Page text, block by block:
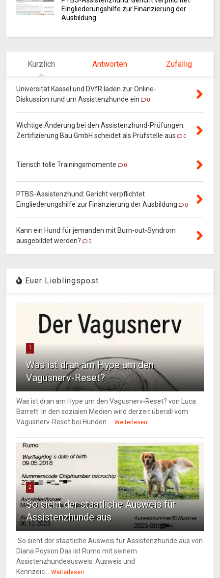
Eingliederungshilfe zur Finanzierung der
Ausbildung
Kürzlich Antworten Zufällig
Universität Kassel und DVfR laden zur Online-
Diskussion rund um Assistenzhunde ein
0
Wichtige Änderung bei den Assistenzhund-Prüfungen:
Zertifizierung Bau GmbH scheidet als Prüfstelle aus
0
Tierisch tolle Trainingsmomente 0
PTBS-Assistenzhund: Gericht verpflichtet
Eingliederungshilfe zur Finanzierung der Ausbildung
0
Kann ein Hund für jemanden mit Burn-out-Syndrom
ausgebildet werden?
0
Euer Lieblingspost
1
Was ist dran am Hype um den
Vagusnerv-Reset?
Was ist dran am Hype um den Vagusnerv-Reset? von Luca
Barrett In den sozialen Medien wird derzeit überall vom
Vagusnerv-Reset bei Hunden ... Weiterlesen
2
So sieht der staatliche Ausweis für
Assistenzhunde aus
So sieht der staatliche Ausweis für Assistenzhunde aus von
Diana Poyson Das ist Rumo mit seinem
Assistenzhundeausweis. Ausweis und
Kennzeic... Weiterlesen